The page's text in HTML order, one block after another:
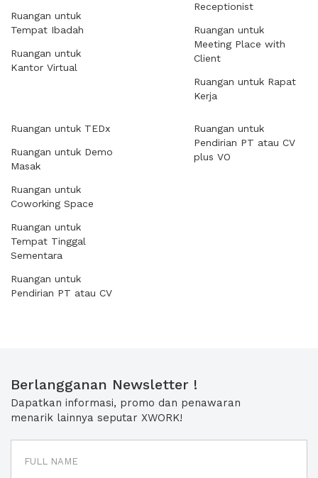
Ruangan untuk
Tempat Ibadah
Ruangan untuk
Kantor Virtual
Receptionist
Ruangan untuk
Meeting Place with
Client
Ruangan untuk Rapat
Kerja
Ruangan untuk TEDx
Ruangan untuk Demo
Masak
Ruangan untuk
Coworking Space
Ruangan untuk
Tempat Tinggal
Sementara
Ruangan untuk
Pendirian PT atau CV
Ruangan untuk
Pendirian PT atau CV
plus VO
Berlangganan Newsletter !
Dapatkan informasi, promo dan penawaran
menarik lainnya seputar XWORK!